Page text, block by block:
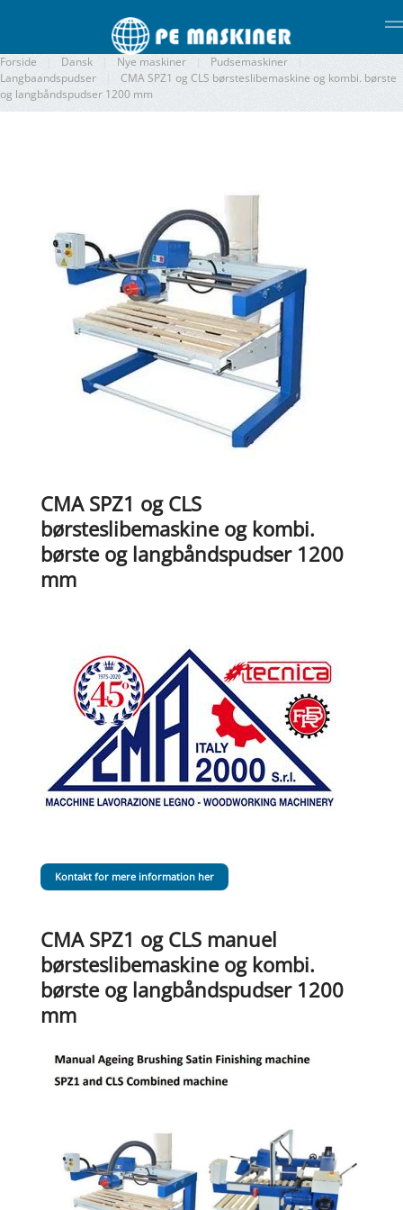
Gå til hovedindhold
Forside Dansk Nye maskiner
Pudsemaskiner
Langbaandspudser
CMA SPZ1 og CLS børsteslibemaskine og kombi. børste
og langbåndspudser 1200 mm
CMA SPZ1 og CLS
børsteslibemaskine og kombi.
børste og langbåndspudser 1200
mm
Kontakt for mere information her
CMA SPZ1 og CLS manuel
børsteslibemaskine og kombi.
børste og langbåndspudser 1200
mm